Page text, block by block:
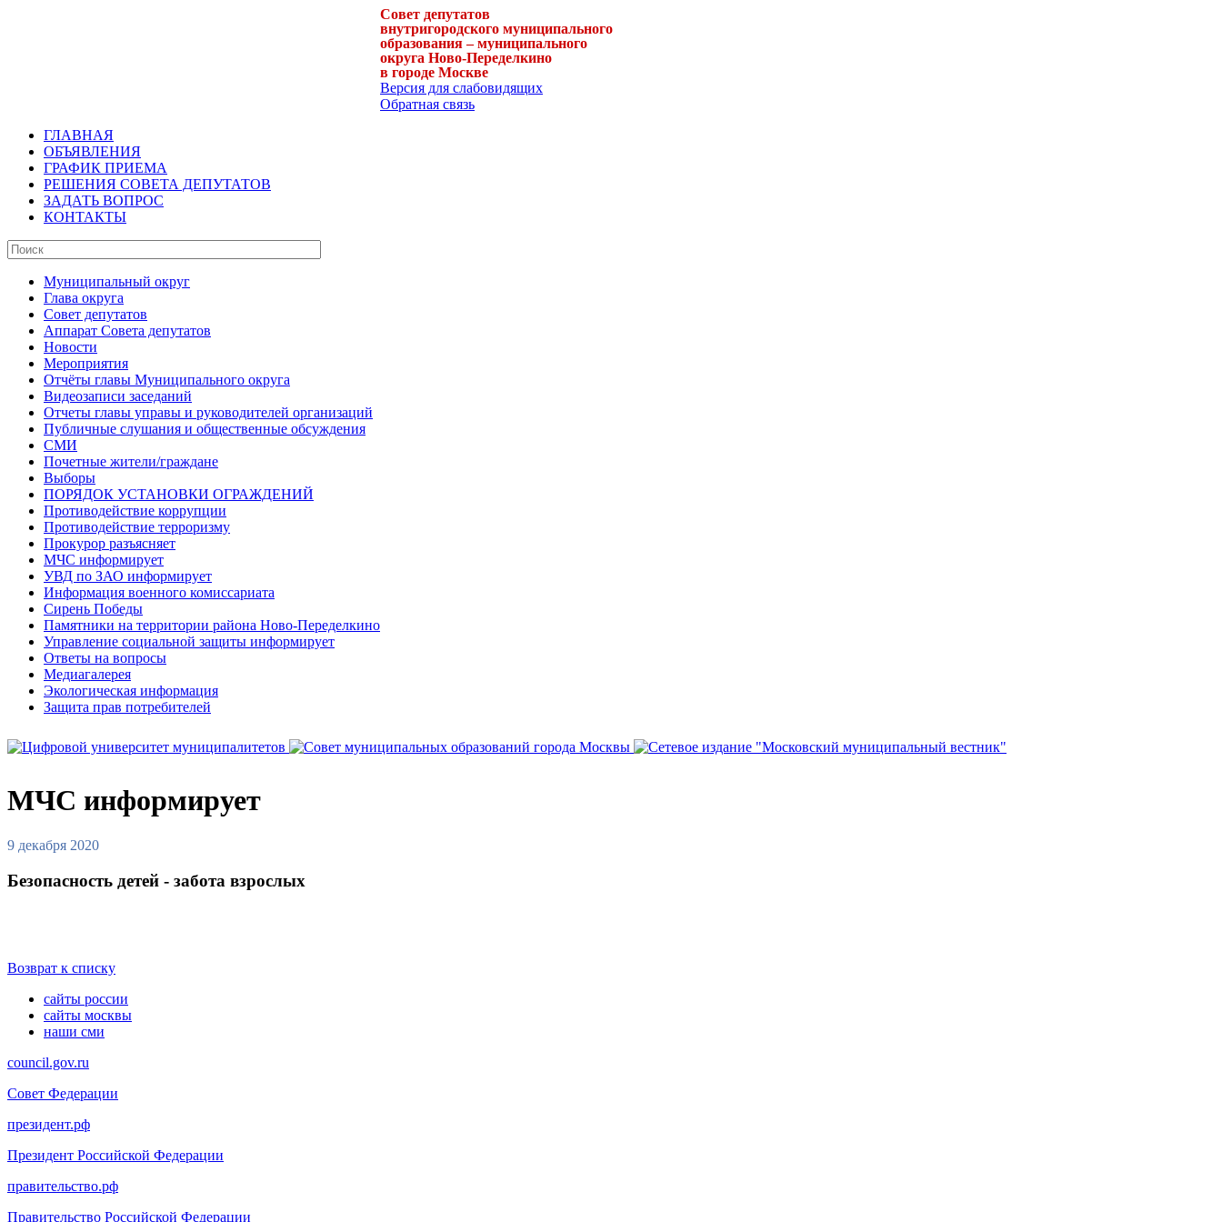
Совет депутатов
внутригородского муниципального
образования – муниципального
округа Ново-Переделкино
в городе Москве
Версия для слабовидящих
Обратная связь
ГЛАВНАЯ
ОБЪЯВЛЕНИЯ
ГРАФИК ПРИЕМА
РЕШЕНИЯ СОВЕТА ДЕПУТАТОВ
ЗАДАТЬ ВОПРОС
КОНТАКТЫ
Муниципальный округ
Глава округа
Совет депутатов
Аппарат Совета депутатов
Новости
Мероприятия
Отчёты главы Муниципального округа
Видеозаписи заседаний
Отчеты главы управы и руководителей организаций
Публичные слушания и общественные обсуждения
СМИ
Почетные жители/граждане
Выборы
ПОРЯДОК УСТАНОВКИ ОГРАЖДЕНИЙ
Противодействие коррупции
Противодействие терроризму
Прокурор разъясняет
МЧС информирует
УВД по ЗАО информирует
Информация военного комиссариата
Сирень Победы
Памятники на территории района Ново-Переделкино
Управление социальной защиты информирует
Ответы на вопросы
Медиагалерея
Экологическая информация
Защита прав потребителей
МЧС информирует
9 декабря 2020
Безопасность детей - забота взрослых
Возврат к списку
сайты россии
сайты москвы
наши сми
council.gov.ru
Совет Федерации
президент.рф
Президент Российской Федерации
правительство.рф
Правительство Российской Федерации